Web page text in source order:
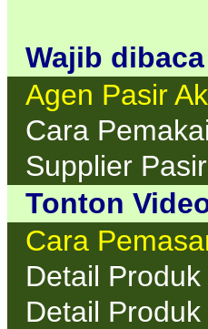
Wajib
Agen Pasir
Cara
Supplier
Tonton
Cara
Detail
Detail